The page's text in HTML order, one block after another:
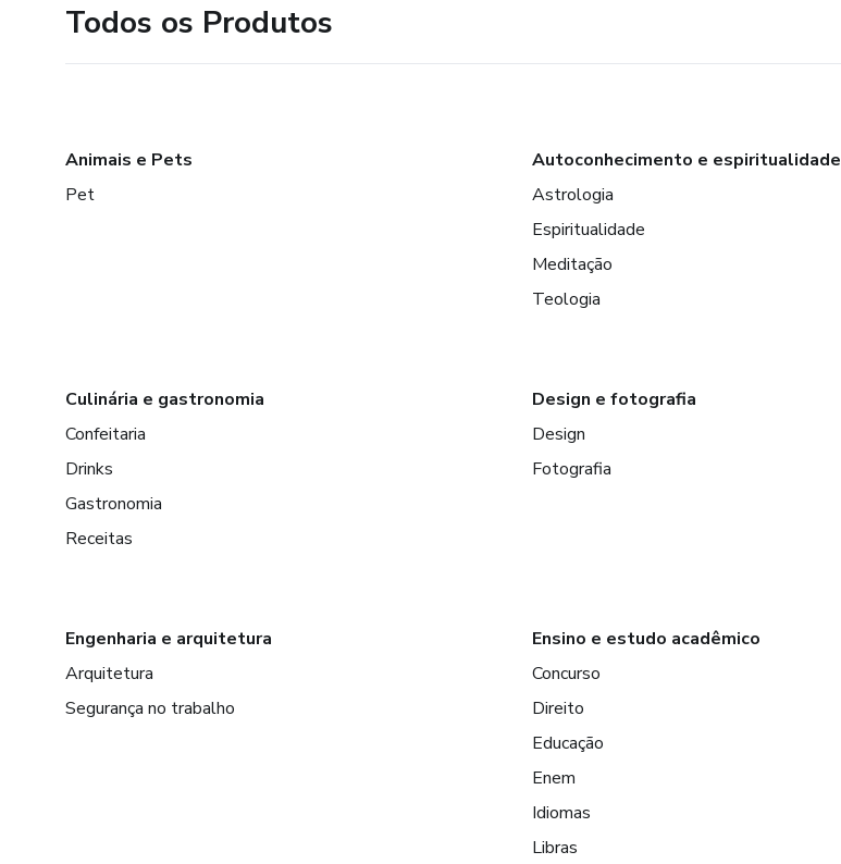
Todos os Produtos
Animais e Pets
Pet
Autoconhecimento e espiritualidade
Astrologia
Espiritualidade
Meditação
Teologia
Culinária e gastronomia
Confeitaria
Drinks
Gastronomia
Receitas
Design e fotografia
Design
Fotografia
Engenharia e arquitetura
Arquitetura
Segurança no trabalho
Ensino e estudo acadêmico
Concurso
Direito
Educação
Enem
Idiomas
Libras